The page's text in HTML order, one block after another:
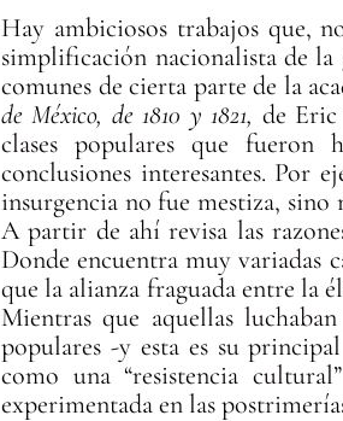
Hay ambiciosos trabajos que,
simplificación nacionalista de la
comunes de cierta parte de la
de México, de 1810 y 1821, de Eric
clases populares que fueron
conclusiones interesantes. Por
insurgencia no fue mestiza,
A partir de ahí revisa las
Donde encuentra muy variadas
que la alianza fraguada entre la
Mientras que aquellas
populares -y esta es su
como una “resistencia
experimentada en las